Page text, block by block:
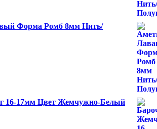
Форма Ромб 8мм Нить/
16-17мм Цвет Жемчужно-Белый